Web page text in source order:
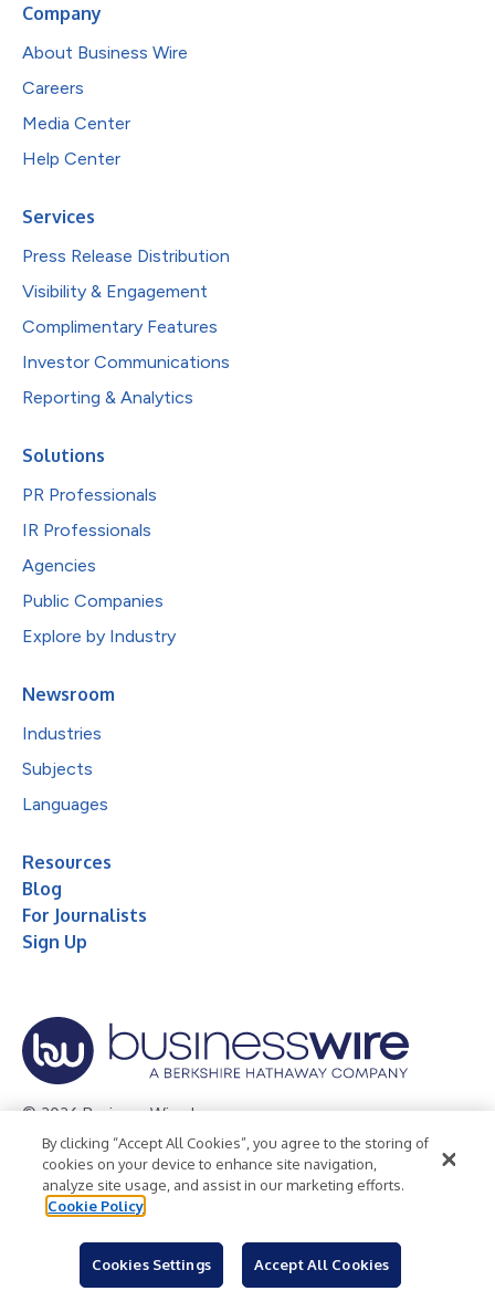
Company
About Business Wire
Careers
Media Center
Help Center
Services
Press Release Distribution
Visibility & Engagement
Complimentary Features
Investor Communications
Reporting & Analytics
Solutions
PR Professionals
IR Professionals
Agencies
Public Companies
Explore by Industry
Newsroom
Industries
Subjects
Languages
Resources
Blog
For Journalists
Sign Up
© 2026 Business Wire, Inc.
Privacy Policy Cookie Policy
Accessibility Statement
Terms of Use
Legal
By clicking “Accept All Cookies”, you agree to the storing of
cookies on your device to enhance site navigation,
analyze site usage, and assist in our marketing efforts.
Cookie Policy
Cookies Settings Accept All Cookies